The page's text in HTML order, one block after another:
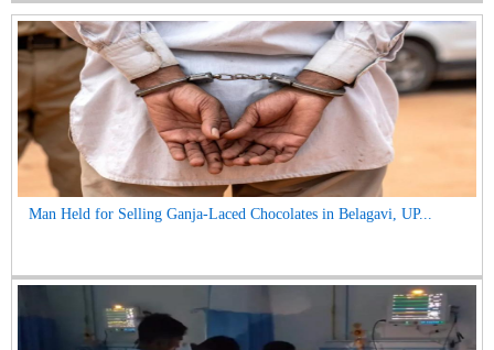
Man Held for Selling Ganja-Laced Chocolates in Belagavi, UP...